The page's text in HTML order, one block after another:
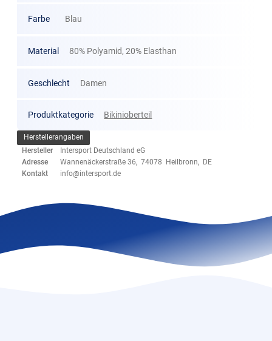
Farbe Blau
Material 80% Polyamid, 20% Elasthan
Geschlecht Damen
Produktkategorie Bikinioberteil
Herstellerangaben
Hersteller
Intersport Deutschland eG
Adresse
Wannenäckerstraße 36, 74078 Heilbronn, DE
Kontakt
info@intersport.de